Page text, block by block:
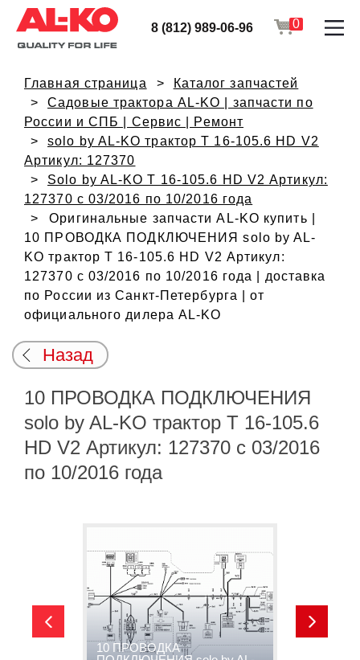
8 (812) 989-06-96 0
Главная страница
Каталог запчастей
Садовые трактора AL-KO | запчасти по
России и СПБ | Сервис | Ремонт
solo by AL-KO трактор T 16-105.6 HD V2
Артикул: 127370
Solo by AL-KO T 16-105.6 HD V2 Артикул:
127370 с 03/2016 по 10/2016 года
Оригинальные запчасти AL-KO купить |
10 ПРОВОДКА ПОДКЛЮЧЕНИЯ solo by AL-
KO трактор T 16-105.6 HD V2 Артикул:
127370 с 03/2016 по 10/2016 года | доставка
по России из Санкт-Петербурга | от
официального дилера AL-KO
Назад
10 ПРОВОДКА ПОДКЛЮЧЕНИЯ
solo by AL-KO трактор T 16-105.6
HD V2 Артикул: 127370 с 03/2016
по 10/2016 года
10 ПРОВОДКА